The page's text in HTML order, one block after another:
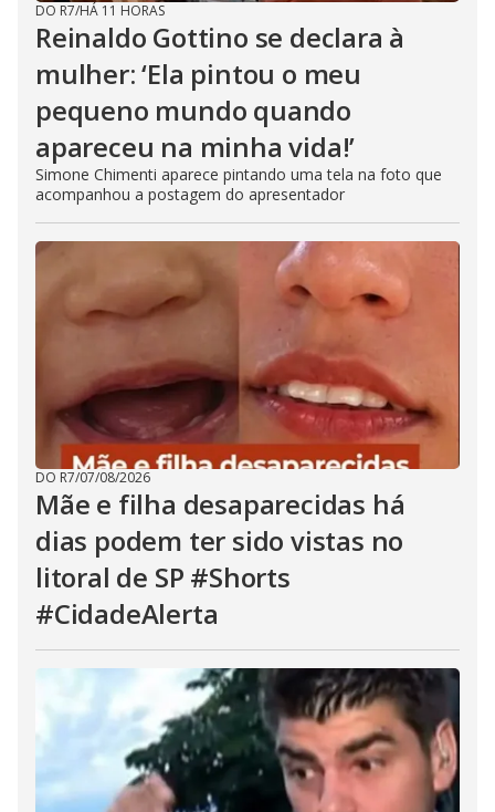
DO R7/HÁ 11 HORAS
Reinaldo Gottino se declara à
mulher: ‘Ela pintou o meu
pequeno mundo quando
apareceu na minha vida!’
Simone Chimenti aparece pintando uma tela na foto que
acompanhou a postagem do apresentador
DO R7/07/08/2026
Mãe e filha desaparecidas há
dias podem ter sido vistas no
litoral de SP #Shorts
#CidadeAlerta